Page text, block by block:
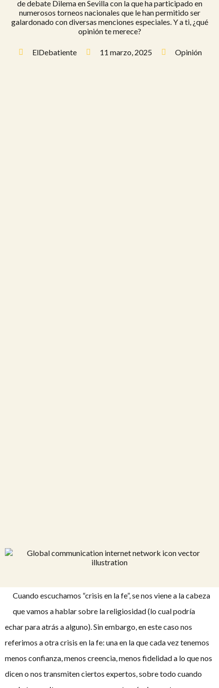
de debate Dilema en Sevilla con la que ha participado en
numerosos torneos nacionales que le han permitido ser
galardonado con diversas menciones especiales. Y a ti, ¿qué
opinión te merece?
ElDebatiente 11 marzo, 2025 Opinión
Cuando escuchamos “crisis en la fe”, se nos viene a la cabeza
que vamos a hablar sobre la religiosidad (lo cual podría
echar para atrás a alguno). Sin embargo, en este caso nos
referimos a otra crisis en la fe: una en la que cada vez tenemos
menos confianza, menos creencia, menos fidelidad a lo que nos
dicen o nos transmiten ciertos expertos, sobre todo cuando